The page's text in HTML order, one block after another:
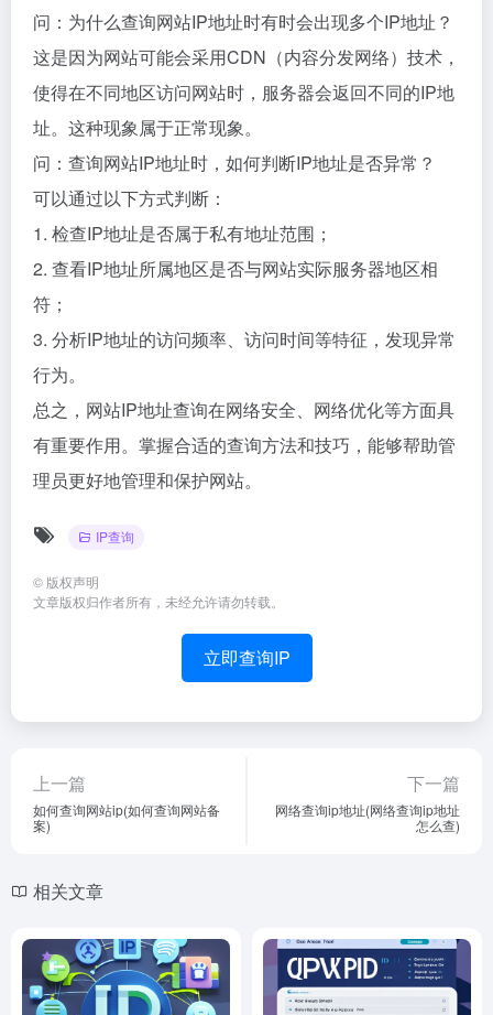
问：为什么查询网站IP地址时有时会出现多个IP地址？
这是因为网站可能会采用CDN（内容分发网络）技术，
使得在不同地区访问网站时，服务器会返回不同的IP地
址。这种现象属于正常现象。
问：查询网站IP地址时，如何判断IP地址是否异常？
可以通过以下方式判断：
1. 检查IP地址是否属于私有地址范围；
2. 查看IP地址所属地区是否与网站实际服务器地区相
符；
3. 分析IP地址的访问频率、访问时间等特征，发现异常
行为。
总之，网站IP地址查询在网络安全、网络优化等方面具
有重要作用。掌握合适的查询方法和技巧，能够帮助管
理员更好地管理和保护网站。
IP查询
© 版权声明
文章版权归作者所有，未经允许请勿转载。
立即查询IP
上一篇
如何查询网站ip(如何查询网站备
案)
下一篇
网络查询ip地址(网络查询ip地址
怎么查)
相关文章